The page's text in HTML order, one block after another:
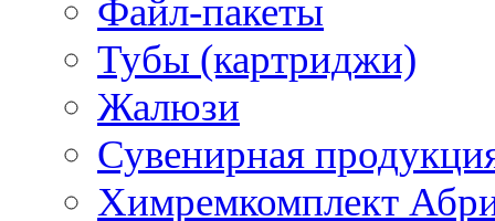
Файл-пакеты
Тубы (картриджи)
Жалюзи
Сувенирная
Химремкомплект